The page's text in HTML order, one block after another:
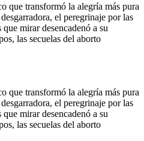
que transformó la alegría más pura
el peregrinaje por las
mirar desencadenó a su
las secuelas del aborto
que transformó la alegría más pura
el peregrinaje por las
mirar desencadenó a su
las secuelas del aborto